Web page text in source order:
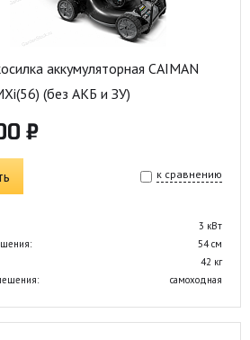
аккумуляторная CAIMAN
(без АКБ и ЗУ)
₽
к сравнению
3 кВт
54 см
42 кг
самоходная